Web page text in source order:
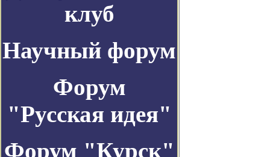
клуб
Научный форум
Форум
"Русская идея"
Форум "Курск"